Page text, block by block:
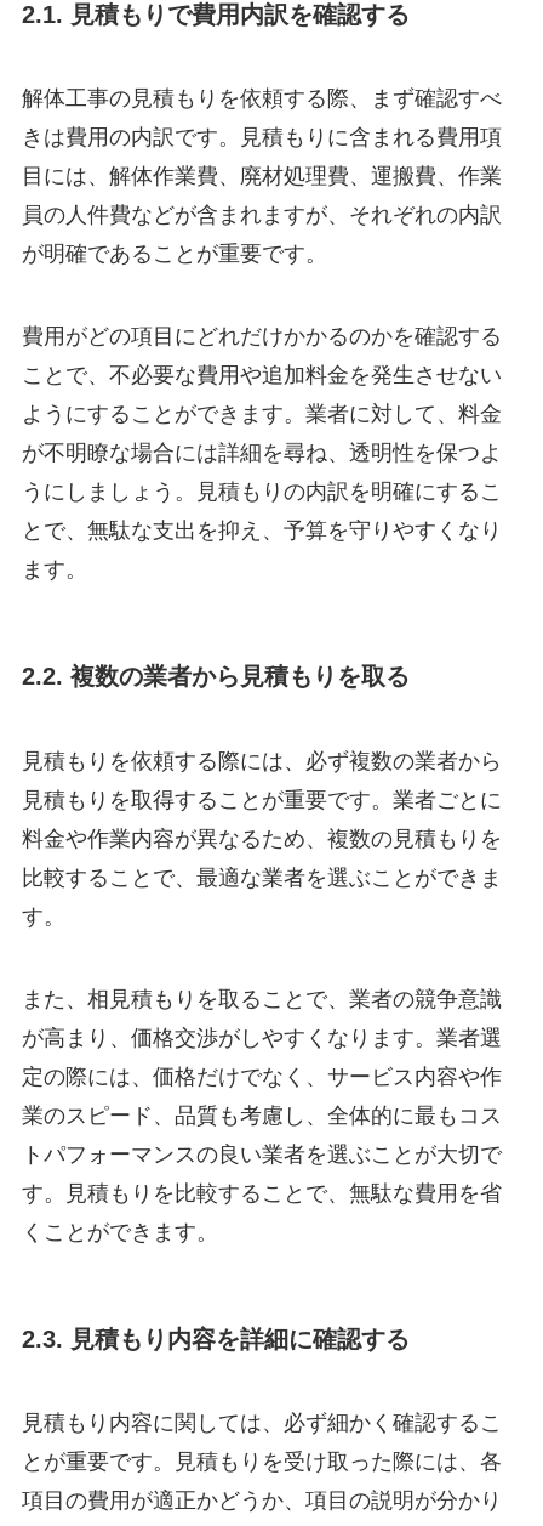
2.1. 見積もりで費用内訳を確認する
解体工事の見積もりを依頼する際、まず確認すべ
きは費用の内訳です。見積もりに含まれる費用項
目には、解体作業費、廃材処理費、運搬費、作業
員の人件費などが含まれますが、それぞれの内訳
が明確であることが重要です。
費用がどの項目にどれだけかかるのかを確認する
ことで、不必要な費用や追加料金を発生させない
ようにすることができます。業者に対して、料金
が不明瞭な場合には詳細を尋ね、透明性を保つよ
うにしましょう。見積もりの内訳を明確にするこ
とで、無駄な支出を抑え、予算を守りやすくなり
ます。
2.2. 複数の業者から見積もりを取る
見積もりを依頼する際には、必ず複数の業者から
見積もりを取得することが重要です。業者ごとに
料金や作業内容が異なるため、複数の見積もりを
比較することで、最適な業者を選ぶことができま
す。
また、相見積もりを取ることで、業者の競争意識
が高まり、価格交渉がしやすくなります。業者選
定の際には、価格だけでなく、サービス内容や作
業のスピード、品質も考慮し、全体的に最もコス
トパフォーマンスの良い業者を選ぶことが大切で
す。見積もりを比較することで、無駄な費用を省
くことができます。
2.3. 見積もり内容を詳細に確認する
見積もり内容に関しては、必ず細かく確認するこ
とが重要です。見積もりを受け取った際には、各
項目の費用が適正かどうか、項目の説明が分かり